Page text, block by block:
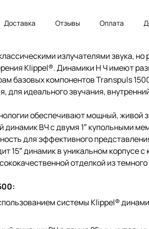
Доставка Отзывы Оплата
излучателями звука,
Klippel®. Динамики Н Ч имеют
базовых компонентов Transpuls
для идеального звучания,
обеспечивают мощный, живой
ВЧ с двумя 1″ купольными
для эффективного
15″ динамик в уникальном корпусе
отделкой из
системы Klippel®